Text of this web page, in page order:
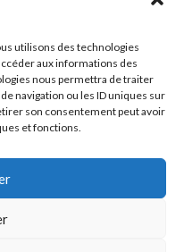
utilisons des technologies
aux informations des
nous permettra de traiter
navigation ou les ID uniques sur
son consentement peut avoir
et fonctions.
18 19 20 21 22
25 26 27 28 29 30
Oct